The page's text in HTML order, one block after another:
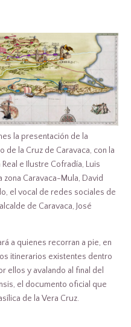
la presentación de la
de la Cruz de Caravaca, con la
e Ilustre Cofradía, Luis
Caravaca-Mula, David
el vocal de redes sociales de
de Caravaca, José
a quienes recorran a pie, en
itinerarios existentes dentro
ellos y avalando al final del
el documento oficial que
de la Vera Cruz.